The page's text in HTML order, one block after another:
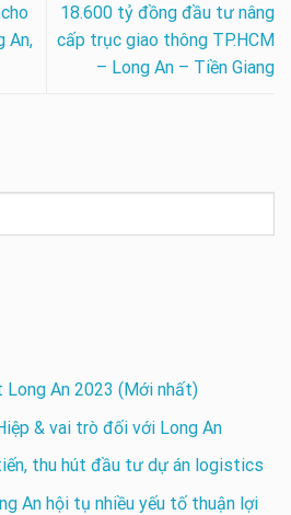
An,
18.600 tỷ đồng đầu tư nâng
cấp trục giao thông TP.HCM
– Long An – Tiền Giang
Long An 2023 (Mới nhất)
& vai trò đối với Long An
thu hút đầu tư dự án logistics
An hội tụ nhiều yếu tố thuận lợi